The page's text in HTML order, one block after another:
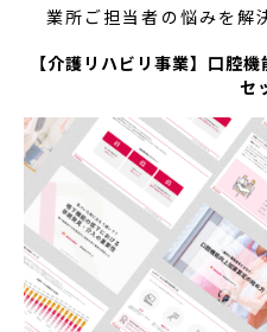
業所ご担当者の悩みを解
【介護リハビリ事業】口腔
セ